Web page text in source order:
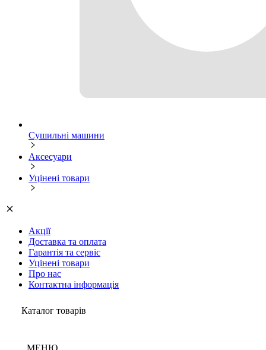
Сушильні машини
Аксесуари
Уцінені товари
Акції
Доставка та оплата
Гарантія та сервіс
Уцінені товари
Про нас
Контактна інформація
Каталог товарів
МЕНЮ